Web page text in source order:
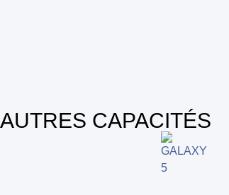
AUTRES CAPACITÉS